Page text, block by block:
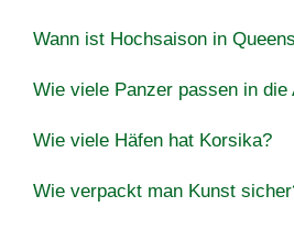
Wann ist Hochsaison in
Wie viele Panzer passen in die
Wie viele Häfen hat Korsika?
Wie verpackt man Kunst